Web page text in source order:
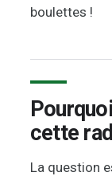
boulettes !
cette
La question